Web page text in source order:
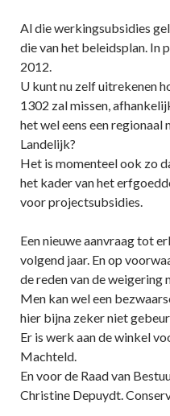
Al die werkingsubsidies
die van het beleidsplan. In
2012.
U kunt nu zelf uitrekenen
1302 zal missen,
het wel eens een regionaal
Landelijk?
Het is momenteel ook zo
het kader van het
voor projectsubsidies.
Een nieuwe aanvraag tot
volgend jaar. En op
de reden van de weigering
Men kan wel een
hier bijna zeker niet
Er is werk aan de winkel
Machteld.
En voor de Raad van
Christine Depuydt.